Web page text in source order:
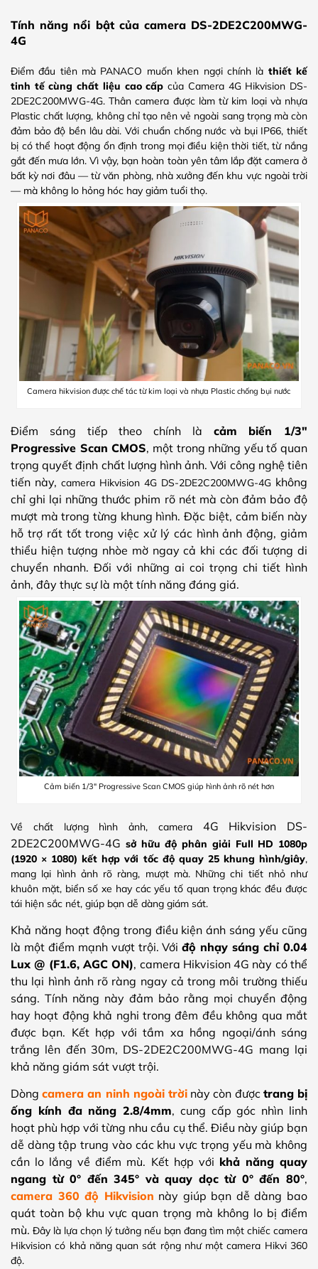
Tính năng nổi bật của camera DS-2DE2C200MWG-
4G
Điểm đầu tiên mà PANACO muốn khen ngợi chính là thiết kế
tinh tế cùng chất liệu cao cấp của Camera 4G Hikvision DS-
2DE2C200MWG-4G. Thân camera được làm từ kim loại và nhựa
Plastic chất lượng, không chỉ tạo nên vẻ ngoài sang trọng mà còn
đảm bảo độ bền lâu dài. Với chuẩn chống nước và bụi IP66, thiết
bị có thể hoạt động ổn định trong mọi điều kiện thời tiết, từ nắng
gắt đến mưa lớn. Vì vậy, bạn hoàn toàn yên tâm lắp đặt camera ở
bất kỳ nơi đâu — từ văn phòng, nhà xưởng đến khu vực ngoài trời
— mà không lo hỏng hóc hay giảm tuổi thọ.
Camera hikvision được chế tác từ kim loại và nhựa Plastic chống bụi nước
Điểm sáng tiếp theo chính là cảm biến 1/3″
Progressive Scan CMOS, một trong những yếu tố quan
trọng quyết định chất lượng hình ảnh. Với công nghệ tiên
tiến này, camera Hikvision 4G DS-2DE2C200MWG-4G không
chỉ ghi lại những thước phim rõ nét mà còn đảm bảo độ
mượt mà trong từng khung hình. Đặc biệt, cảm biến này
hỗ trợ rất tốt trong việc xử lý các hình ảnh động, giảm
thiểu hiện tượng nhòe mờ ngay cả khi các đối tượng di
chuyển nhanh. Đối với những ai coi trọng chi tiết hình
ảnh, đây thực sự là một tính năng đáng giá.
Cảm biến 1/3″ Progressive Scan CMOS giúp hình ảnh rõ nét hơn
Về chất lượng hình ảnh, camera 4G Hikvision DS-
2DE2C200MWG-4G sở hữu độ phân giải Full HD 1080p
(1920 × 1080) kết hợp với tốc độ quay 25 khung hình/giây,
mang lại hình ảnh rõ ràng, mượt mà. Những chi tiết nhỏ như
khuôn mặt, biển số xe hay các yếu tố quan trọng khác đều được
tái hiện sắc nét, giúp bạn dễ dàng giám sát.
Khả năng hoạt động trong điều kiện ánh sáng yếu cũng
là một điểm mạnh vượt trội. Vớiđộ nhạy sáng chỉ 0.04
Lux @ (F1.6, AGC ON), camera Hikvision 4G này có thể
thu lại hình ảnh rõ ràng ngay cả trong môi trường thiếu
sáng. Tính năng này đảm bảo rằng mọi chuyển động
hay hoạt động khả nghi trong đêm đều không qua mắt
được bạn. Kết hợp với tầm xa hồng ngoại/ánh sáng
trắng lên đến 30m, DS-2DE2C200MWG-4G mang lại
khả năng giám sát vượt trội.
Dòngcamera an ninh ngoài trời này còn được trang bị
ống kính đa năng 2.8/4mm, cung cấp góc nhìn linh
hoạt phù hợp với từng nhu cầu cụ thể. Điều này giúp bạn
dễ dàng tập trung vào các khu vực trọng yếu mà không
cần lo lắng về điểm mù. Kết hợp với khả năng quay
ngang từ 0° đến 345° và quay dọc từ 0° đến 80°,
camera 360 độ Hikvision này giúp bạn dễ dàng bao
quát toàn bộ khu vực quan trọng mà không lo bị điểm
mù. Đây là lựa chọn lý tưởng nếu bạn đang tìm một chiếc camera
Hikvision có khả năng quan sát rộng như một camera Hikvi 360
độ.